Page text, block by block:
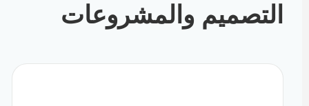
التصميم والمشروعات